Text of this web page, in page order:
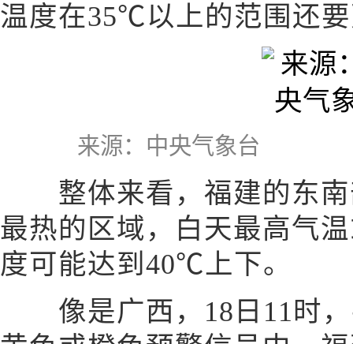
温度在35℃以上的范围还
来源：中央气象台
整体来看，福建的东南
最热的区域，白天最高气
度可能达到40℃上下。
像是广西，18日11时，